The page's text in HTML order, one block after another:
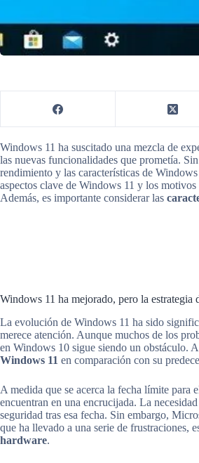
Windows 11 ha suscitado una mezcla de
las nuevas funcionalidades que prometía.
rendimiento y las características de
aspectos clave de Windows 11 y los
Además, es importante considerar las
Windows 11 ha mejorado, pero la estrategia
La evolución de Windows 11 ha sido
merece atención. Aunque muchos de los
en Windows 10 sigue siendo un obstáculo.
Windows 11 en comparación con su
A medida que se acerca la fecha límite para
encuentran en una encrucijada. La
seguridad tras esa fecha. Sin embargo,
que ha llevado a una serie de frustraciones,
hardware.